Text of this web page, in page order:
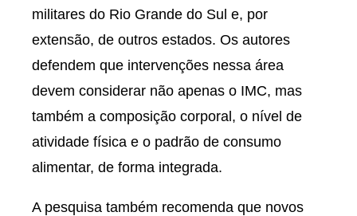
militares do Rio Grande do Sul e, por
extensão, de outros estados. Os autores
defendem que intervenções nessa área
devem considerar não apenas o IMC, mas
também a composição corporal, o nível de
atividade física e o padrão de consumo
alimentar, de forma integrada.
A pesquisa também recomenda que novos